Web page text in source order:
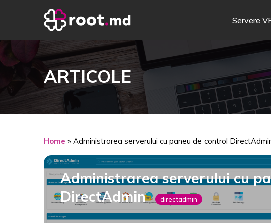
Servere
ARTICOLE
Home » Administrarea serverului cu paneu de control
Administrarea serverului cu
DirectAdmin
directadmin